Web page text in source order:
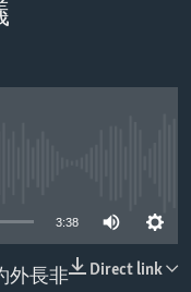
3:38
Direct link
外長非